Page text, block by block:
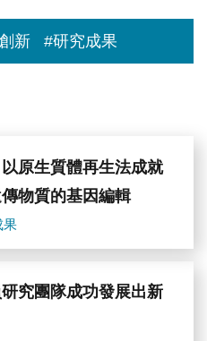
新 #研究成果
原生質體再生法成就
物質的基因編輯
果
究團隊成功發展出新